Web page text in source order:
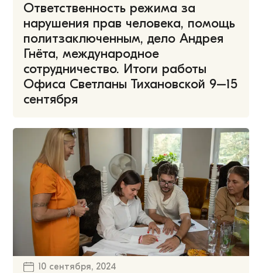
Ответственность режима за
нарушения прав человека, помощь
политзаключенным, дело Андрея
Гнёта, международное
сотрудничество. Итоги работы
Офиса Светланы Тихановской 9–15
сентября
10 сентября, 2024